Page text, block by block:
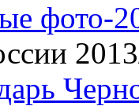
фото-